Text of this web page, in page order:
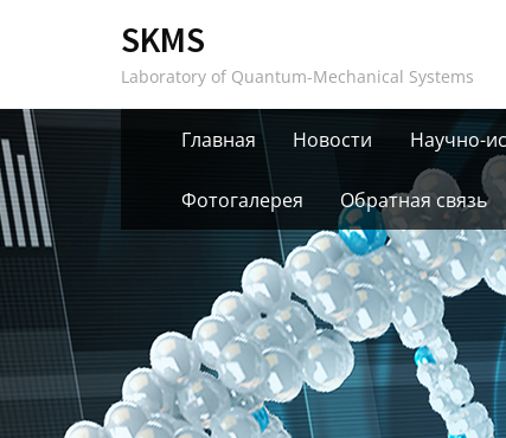
SKMS
Laboratory of Quantum-Mechanical Systems
Главная Новости Научно-
Фотогалерея Обратная связь